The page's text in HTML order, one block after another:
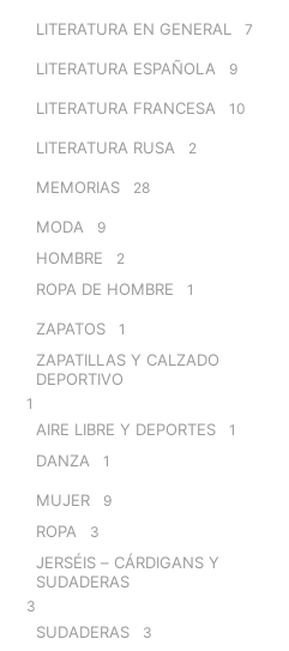
LITERATURA EN GENERAL 7
LITERATURA ESPAÑOLA 9
LITERATURA FRANCESA 10
LITERATURA RUSA 2
MEMORIAS 28
MODA 9
HOMBRE 2
ROPA DE HOMBRE 1
ZAPATOS 1
ZAPATILLAS Y CALZADO
DEPORTIVO
1
AIRE LIBRE Y DEPORTES 1
DANZA 1
MUJER 9
ROPA 3
JERSÉIS – CÁRDIGANS Y
SUDADERAS
3
SUDADERAS 3